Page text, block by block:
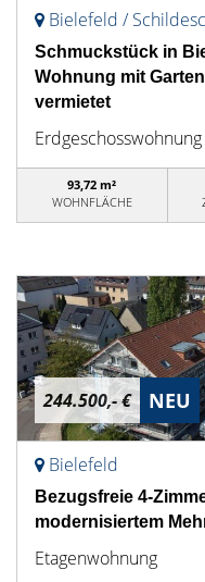
Bielefeld /
Schmuckstück in
Wohnung mit
vermietet
Erdgeschosswohnung
93,72 m²
WOHNFLÄCHE
244.500,- € NEU
Bielefeld
Bezugsfreie 4-
modernisiertem
Etagenwohnung